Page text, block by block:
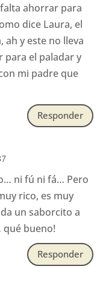
ahorrar para
dice Laura, el
ah y este no lleva
para el paladar y
mi padre que
Responder
ni fú ni fá… Pero
rico, es muy
un saborcito a
bueno!
Responder